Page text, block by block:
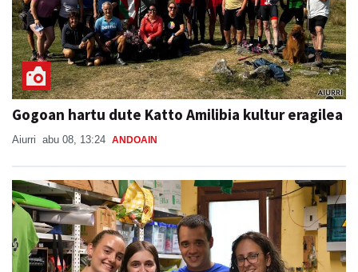
Gogoan hartu dute Katto Amilibia kultur eragilea
Aiurri abu 08, 13:24 ANDOAIN